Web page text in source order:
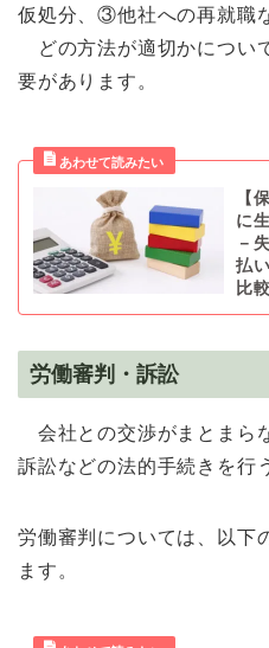
仮処分、③他社への再就職
どの方法が適切かについ
要があります。
【
に
－
払
比
労働審判・訴訟
会社との交渉がまとまら
訴訟などの法的手続きを行
労働審判については、以下
ます。